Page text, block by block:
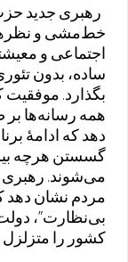
رهبری جدید
خط‌مشی و
‌اجتماعی و
ساده، بدون
بگذارد. موفقیت
همه رسانه‌ها
دهد که ادامهٔ
گسستن هرچه
می‌شوند. رهبری
مردم نشان دهد
بی‌نظارت”،
کشور را متزلزل